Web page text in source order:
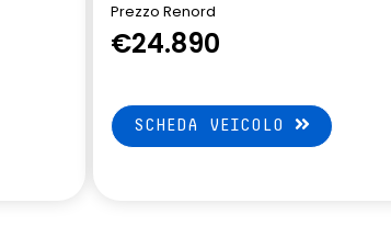
Prezzo Renord
€24.890
SCHEDA VEICOLO